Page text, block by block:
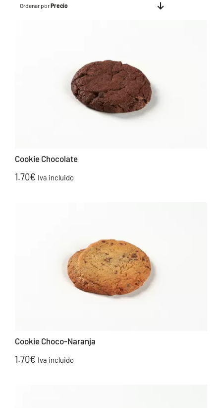
Ordenar porPrecio
Cookie Chocolate
1.70€ Iva incluido
Cookie Choco-Naranja
1.70€ Iva incluido